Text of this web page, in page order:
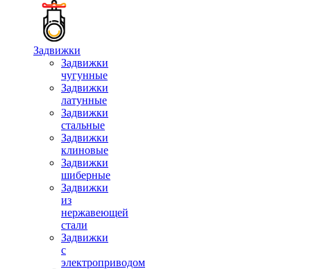
Задвижки
Задвижки
чугунные
Задвижки
латунные
Задвижки
стальные
Задвижки
клиновые
Задвижки
шиберные
Задвижки
из
нержавеющей
стали
Задвижки
с
электроприводом